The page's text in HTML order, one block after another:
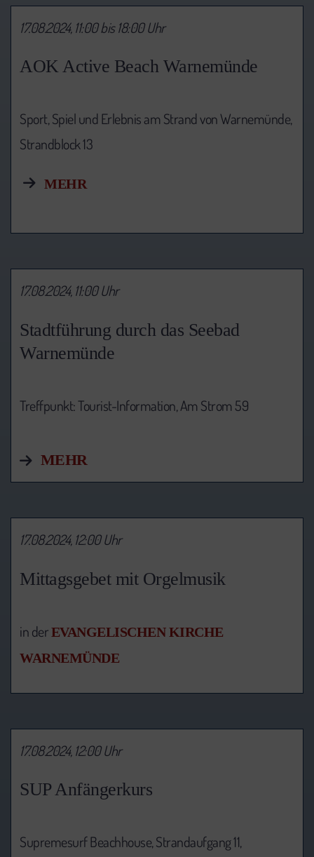
AOK Active Beach Warnemünde
17.08.2024, 11:00 bis 18:00 Uhr
Sport, Spiel und Erlebnis am Strand von Warnemünde,
Strandblock 13
MEHR
Stadtführung durch das Seebad
Warnemünde
17.08.2024, 11:00 Uhr
Treffpunkt: Tourist-Information,Am Strom 59
MEHR
Mittagsgebet mit Orgelmusik
17.08.2024, 12:00 Uhr
in derEVANGELISCHEN KIRCHE
WARNEMÜNDE
SUP Anfängerkurs
17.08.2024, 12:00 Uhr
Supremesurf Beachhouse, Strandaufgang 11,